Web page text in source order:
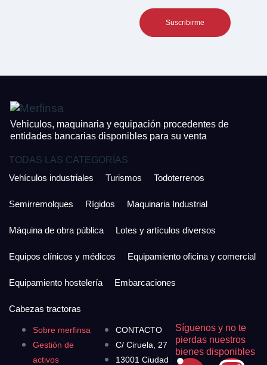
Vehiculos, maquinaria y equipación procedentes de
entidades bancarias disponibles para su venta
Sobre merfinsa
Gestión de
activos
CONTACTO
C/ Ciruela, 27
13001 Ciudad
Síguenos y no te
pierdas nuestros
bienes disponibles
TODAS LAS CATEGORÍAS
Vehículos industriales
Turismos Todoterrenos
Semirremolques Rígidos Maquinaria Industrial
Máquina de obra pública Lotes y artículos diversos
Equipos clínicos y médicos Equipamiento oficina y comercial
Equipamiento hostelería Embarcaciones
Cabezas tractoras
Acepto la Política de Privacidad y las Condiciones de Uso.